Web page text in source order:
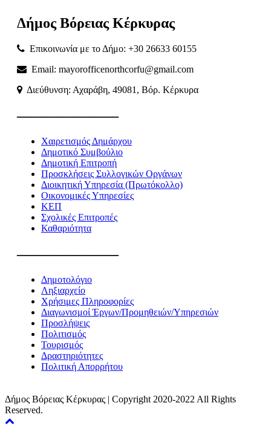
Δήμος Βόρειας Κέρκυρας
Επικοινωνία με το Δήμο: +30 26633 60155
Email: mayorofficenorthcorfu@gmail.com
Διεύθυνση: Αχαράβη, 49081, Βόρ. Κέρκυρα
———————
Χαιρετισμός Δημάρχου
Δημοτικό Συμβούλιο
Δημοτική Επιτροπή
Προσκλήσεις Συλλογικών Οργάνων
Διοικητική Υπηρεσία (Πρωτόκολλο)
Οικονομικές Υπηρεσίες
ΚΕΠ
Σχολικές Επιτροπές
Καθαριότητα
———————
Δημοτολόγιο
Ληξιαρχείο
Χρήσιμες Πληροφορίες
Διαγωνισμοί Έργων/Προμηθειών/Υπηρεσιών
Προσλήψεις
Πολιτισμός
Τουρισμός
Δραστηριότητες
Πολιτική Απορρήτου
Δήμος Βόρειας Κέρκυρας | Copyright 2020-2022 All Rights
Reserved.